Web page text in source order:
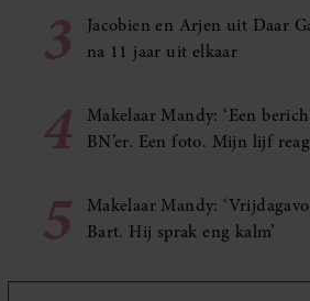
3
Jacobien en Arjen uit Daar
na 11 jaar uit elkaar
4
Makelaar Mandy: ‘Een
BN’er. Een foto. Mijn lijf
5
Makelaar Mandy:
Bart. Hij sprak eng kalm’